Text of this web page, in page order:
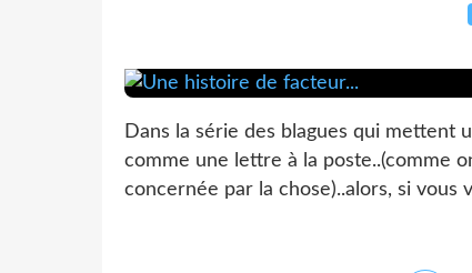
Dans la série des blagues qui mettent
comme une lettre à la poste..(comme
concernée par la chose)..alors, si vous